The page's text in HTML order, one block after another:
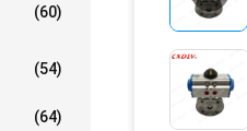
(60)
(54)
(64)